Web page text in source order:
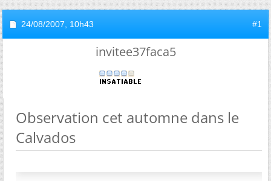
24/08/2007, 10h43 #1
invitee37faca5
Observation cet automne dans le
Calvados